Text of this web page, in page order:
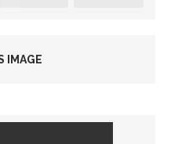
IMAGE